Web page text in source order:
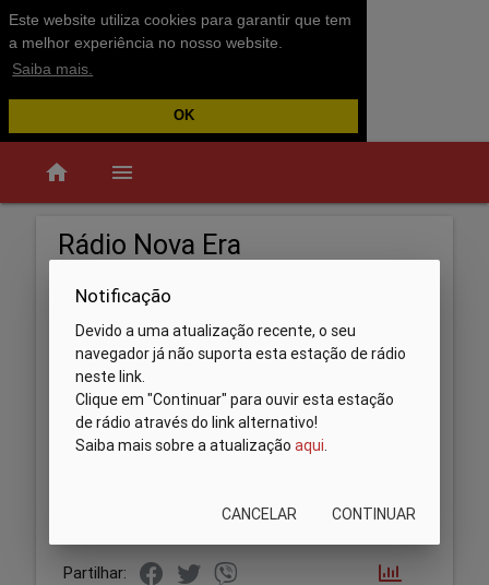
Este website utiliza cookies para garantir que tem
a melhor experiência no nosso website.
Saiba mais.
OK
home menu
Rádio Nova Era
Partilhar:
Notificação
Devido a uma atualização recente, o seu
navegador já não suporta esta estação de rádio
neste link.
Clique em "Continuar" para ouvir esta estação
de rádio através do link alternativo!
Saiba mais sobre a atualização aqui.
CANCELAR CONTINUAR